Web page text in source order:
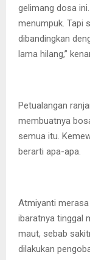
gelimang dosa
menumpuk. Tapi
dibandingkan
lama hilang,”
Petualangan
membuatnya
semua itu.
berarti apa-apa.
Atmiyanti merasa
ibaratnya tinggal
maut, sebab
dilakukan